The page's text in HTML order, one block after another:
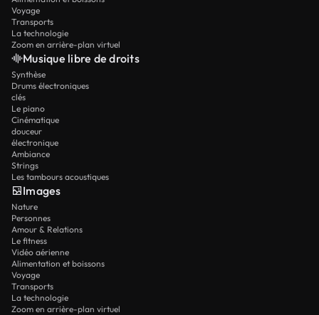
Voyage
Transports
La technologie
Zoom en arrière-plan virtuel
Musique libre de droits
Synthèse
Drums électroniques
clés
Le piano
Cinématique
douceur
électronique
Ambiance
Strings
Les tambours acoustiques
Images
Nature
Personnes
Amour & Relations
Le fitness
Vidéo aérienne
Alimentation et boissons
Voyage
Transports
La technologie
Zoom en arrière-plan virtuel